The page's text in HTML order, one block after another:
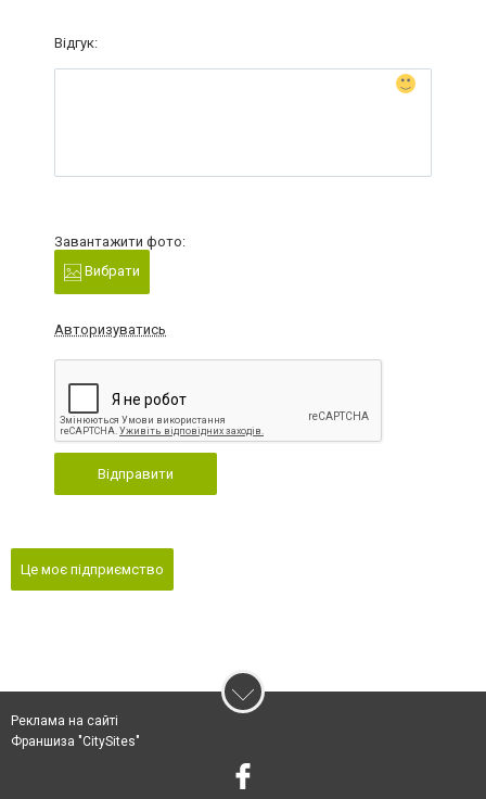
Відгук:
Завантажити фото:
Вибрати
Авторизуватись
Відправити
Це моє підприємство
Реклама на сайті
Франшиза "CitySites"